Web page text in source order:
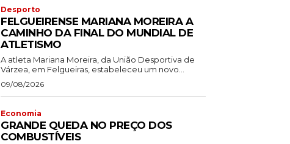
Desporto
FELGUEIRENSE MARIANA MOREIRA A
CAMINHO DA FINAL DO MUNDIAL DE
ATLETISMO
A atleta Mariana Moreira, da União Desportiva de
Várzea, em Felgueiras, estabeleceu um novo...
09/08/2026
Economia
GRANDE QUEDA NO PREÇO DOS
COMBUSTÍVEIS